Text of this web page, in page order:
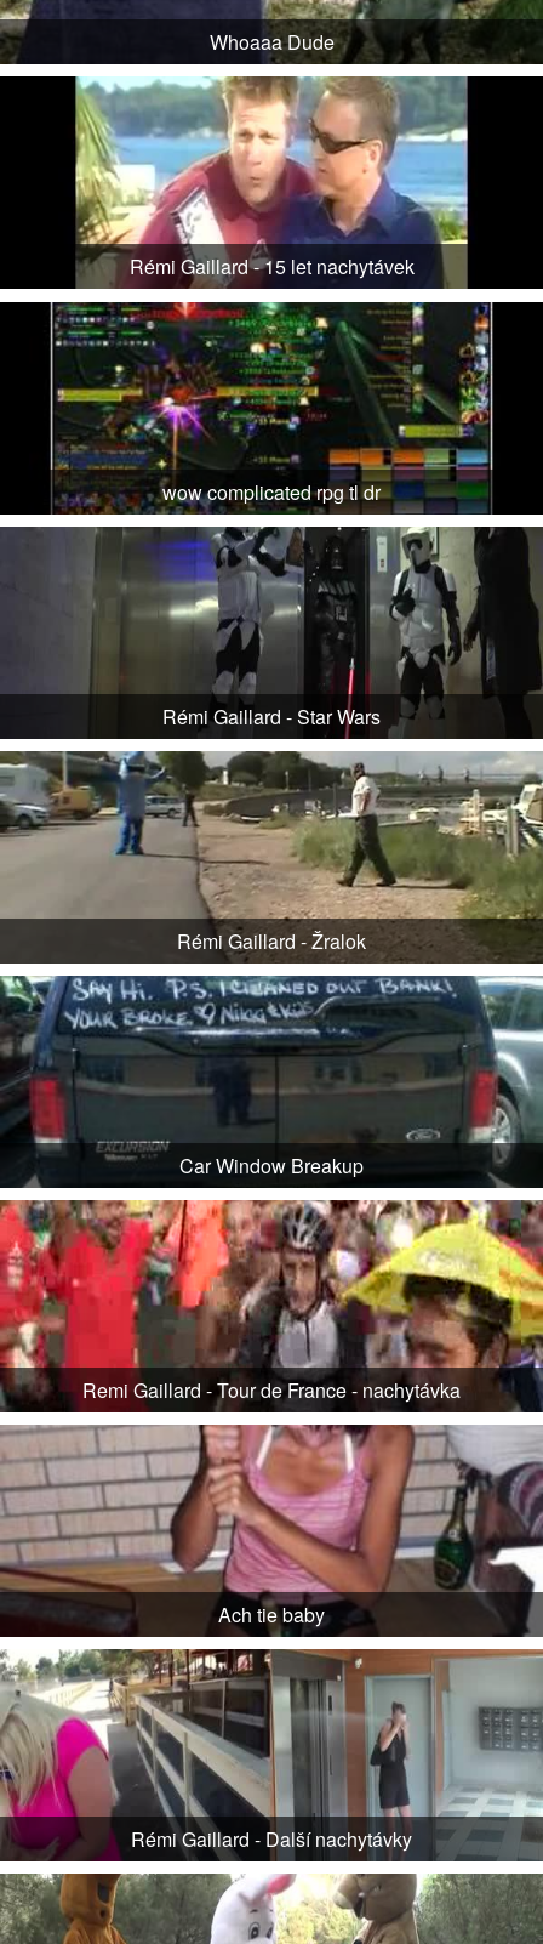
Whoaaa Dude
Rémi Gaillard - 15 let nachytávek
wow complicated rpg tl dr
Rémi Gaillard - Star Wars
Rémi Gaillard - Žralok
Car Window Breakup
Remi Gaillard - Tour de France - nachytávka
Ach tie baby
Rémi Gaillard - Další nachytávky